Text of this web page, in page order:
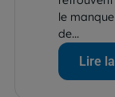
le
de...
Lire